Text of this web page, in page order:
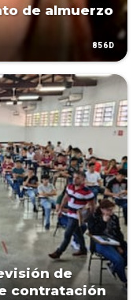
de almuerzo
856D
de
contratación